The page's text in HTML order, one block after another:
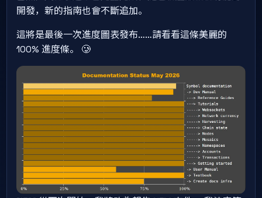
開發，新的指南也會不斷追加。
這將是最後一次進度圖表發布……請看看這條美麗的
100% 進度條。 🥲